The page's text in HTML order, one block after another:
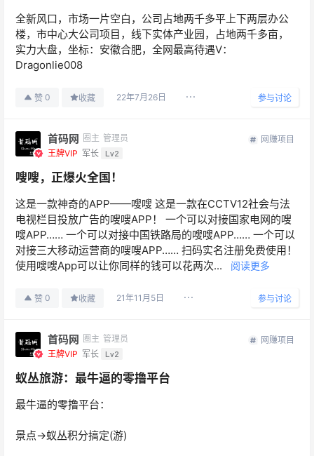
全新风口，市场一片空白，公司占地两千多平上下两层办公
楼，市中心大公司项目，线下实体产业园，占地两千多亩，
实力大盘，坐标：安徽合肥，全网最高待遇V：
Dragonlie008
赞 0 收藏 22年7月26日 参与讨论
首码网 圈主 管理员
王牌VIP 军长 Lv2
网赚项目
嗖嗖，正爆火全国！
这是一款神奇的APP——嗖嗖 这是一款在CCTV12社会与法
电视栏目投放广告的嗖嗖APP！ 一个可以对接国家电网的嗖
嗖APP…… 一个可以对接中国铁路局的嗖嗖APP…… 一个可以
对接三大移动运营商的嗖嗖APP…… ️扫码实名注册免费使用！
使用嗖嗖App可以让你同样的钱可以花两次...
阅读更多
赞 0 收藏 21年11月5日 参与讨论
首码网 圈主 管理员
王牌VIP 军长 Lv2
网赚项目
蚁丛旅游：最牛逼的零撸平台
最牛逼的零撸平台：
景点→蚁丛积分搞定(游)